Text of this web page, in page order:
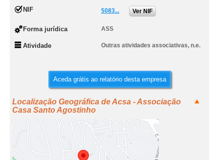
NIF 5083... Ver NIF
Forma jurídica ASS
Atividade Outras atividades associativas, n.e.
Aceda grátis ao relatório desta empresa
Localização Geográfica de Acsa - Associação
Casa Santo Agostinho